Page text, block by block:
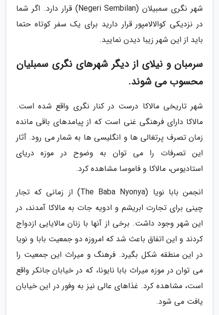
شهر نگری سمبیلان (Negeri Sembilan) قرار دارد. اگر شما
در نزدیکی کوالالامپور قرار دارید برای یک سفر کوتاه حتما
باید از این شهر زیبا دیدن نمایید.
سرمبان و نیلای از دیگر شهرهای نگری سمبلیان
محسوب می شوند.
شهر تاریخی مالاکا درست در کنار نگری واقع شده است.
مالاکا دارای فرهنگی غنی است که از پیامدهای باقی مانده
زمان تصرف پرتغالی ها و انگلیسی ها به شمار می رود. آثار
این تصرفات را می توان به وضوح در موزه دریای
استادیوس، مالاکا و فاموسا مشاهده کرد.
انجمن بابا نویا (The Baba Nyonya) از زمانی که تجار
چینی برای تجارت ابریشم و ادویه جات به مالاکا آمدند، در
این شهر وجود داشت. برخی از آنها با زنان مالایایی ازدواج
کردند و این اتفاق باعث شد که امروزه دو جمعیت بابا و نویا
در این منطقه شکل بگیرد. فرهنگ و میراث این جمعیت را
می توان در موزه میراث بابا نایونا، که در خیابان جانکر واقع
است، مشاهده کرد. غذاهای عالی نیز به وفور در این خیابان
یافت می شود.